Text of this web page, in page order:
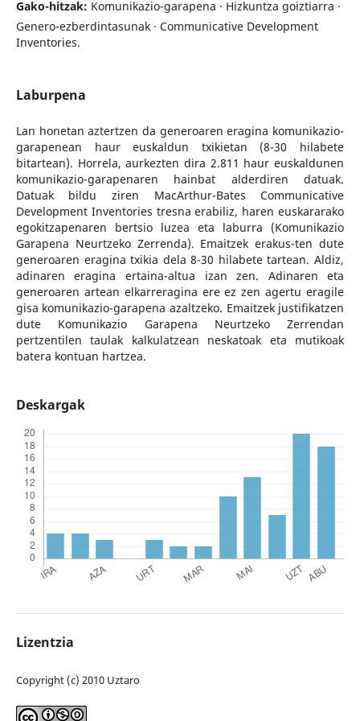
Gako-hitzak: Komunikazio-garapena · Hizkuntza goiztiarra ·
Genero-ezberdintasunak · Communicative Development
Inventories.
Laburpena
Lan honetan aztertzen da generoaren eragina komunikazio-
garapenean haur euskaldun txikietan (8-30 hilabete
bitartean). Horrela, aurkezten dira 2.811 haur euskaldunen
komunikazio-garapenaren hainbat alderdiren datuak.
Datuak bildu ziren MacArthur-Bates Communicative
Development Inventories tresna erabiliz, haren euskararako
egokitzapenaren bertsio luzea eta laburra (Komunikazio
Garapena Neurtzeko Zerrenda). Emaitzek erakus-ten dute
generoaren eragina txikia dela 8-30 hilabete tartean. Aldiz,
adinaren eragina ertaina-altua izan zen. Adinaren eta
generoaren artean elkarreragina ere ez zen agertu eragile
gisa komunikazio-garapena azaltzeko. Emaitzek justifikatzen
dute Komunikazio Garapena Neurtzeko Zerrendan
pertzentilen taulak kalkulatzean neskatoak eta mutikoak
batera kontuan hartzea.
Deskargak
Lizentzia
Copyright (c) 2010 Uztaro